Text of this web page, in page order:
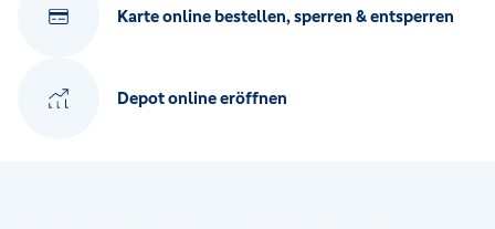
Karte online bestellen, sperren & entsperren
Depot online eröffnen